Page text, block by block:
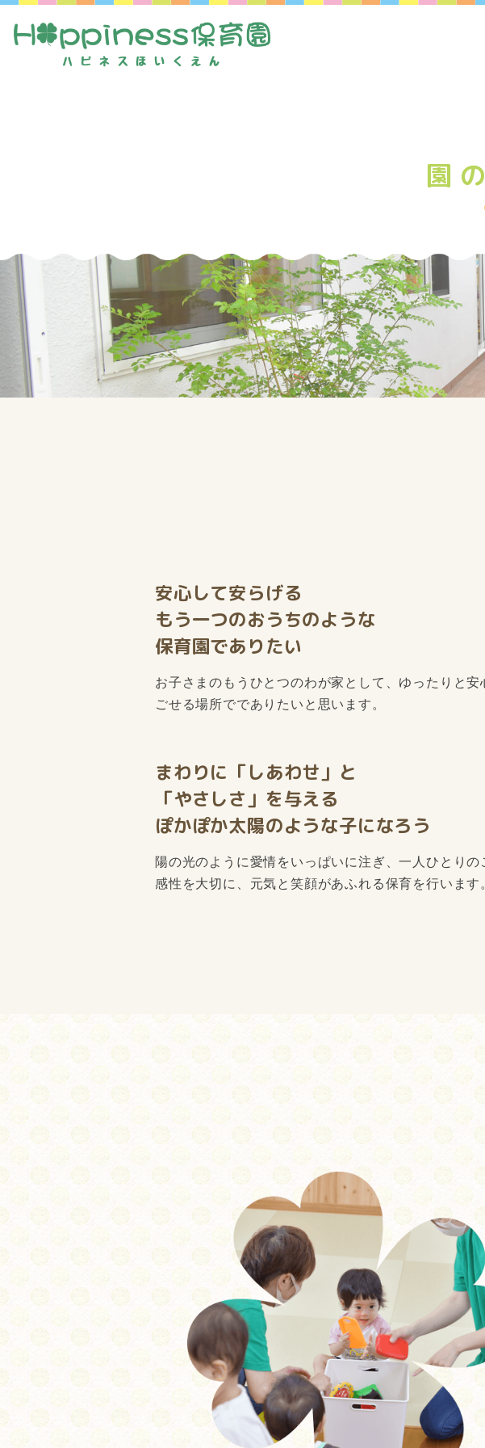
園 の
安心して安らげる
もう一つのおうちのような
保育園でありたい
お子さまのもうひとつのわが家として、ゆったりと安
ごせる場所ででありたいと思います。
まわりに「しあわせ」と
「やさしさ」を与える
ぽかぽか太陽のような子になろう
陽の光のように愛情をいっぱいに注ぎ、一人ひとりの
感性を大切に、元気と笑顔があふれる保育を行います。